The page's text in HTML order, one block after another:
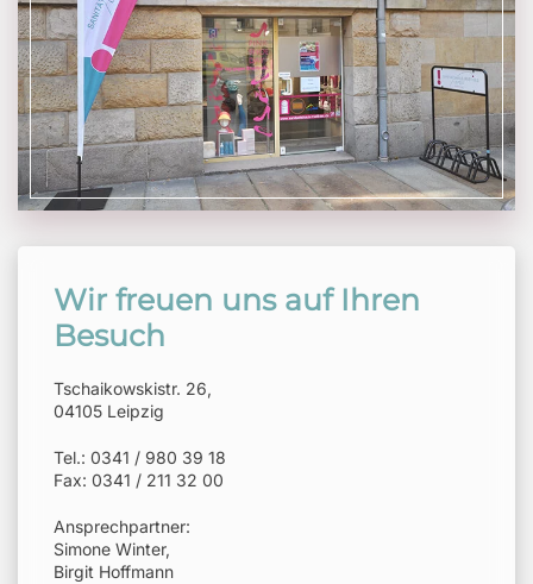
Wir freuen uns auf Ihren
Besuch
Tschaikowskistr. 26,
04105 Leipzig
Tel.: 0341 / 980 39 18
Fax: 0341 / 211 32 00
Ansprechpartner:
Simone Winter,
Birgit Hoffmann